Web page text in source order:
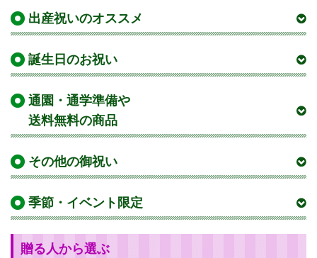
出産祝いのオススメ
誕生日のお祝い
通園・通学準備や
送料無料の商品
その他の御祝い
季節・イベント限定
贈る人から選ぶ